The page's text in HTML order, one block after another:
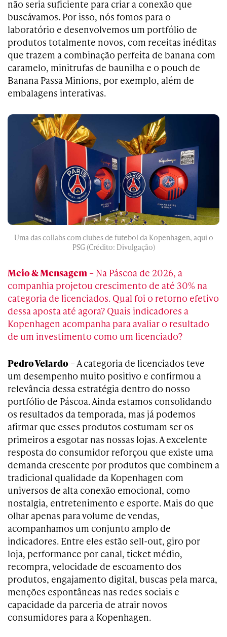
não seria suficiente para criar a conexão que
buscávamos. Por isso, nós fomos para o
laboratório e desenvolvemos um portfólio de
produtos totalmente novos, com receitas inéditas
que trazem a combinação perfeita de banana com
caramelo, minitrufas de baunilha e o pouch de
Banana Passa Minions, por exemplo, além de
embalagens interativas.
Uma das collabs com clubes de futebol da Kopenhagen, aqui o
PSG (Crédito: Divulgação)
Meio & Mensagem – Na Páscoa de 2026, a
companhia projetou crescimento de até 30% na
categoria de licenciados. Qual foi o retorno efetivo
dessa aposta até agora? Quais indicadores a
Kopenhagen acompanha para avaliar o resultado
de um investimento como um licenciado?
Pedro Velardo – A categoria de licenciados teve
um desempenho muito positivo e confirmou a
relevância dessa estratégia dentro do nosso
portfólio de Páscoa. Ainda estamos consolidando
os resultados da temporada, mas já podemos
afirmar que esses produtos costumam ser os
primeiros a esgotar nas nossas lojas. A excelente
resposta do consumidor reforçou que existe uma
demanda crescente por produtos que combinem a
tradicional qualidade da Kopenhagen com
universos de alta conexão emocional, como
nostalgia, entretenimento e esporte. Mais do que
olhar apenas para volume de vendas,
acompanhamos um conjunto amplo de
indicadores. Entre eles estão sell-out, giro por
loja, performance por canal, ticket médio,
recompra, velocidade de escoamento dos
produtos, engajamento digital, buscas pela marca,
menções espontâneas nas redes sociais e
capacidade da parceria de atrair novos
consumidores para a Kopenhagen.